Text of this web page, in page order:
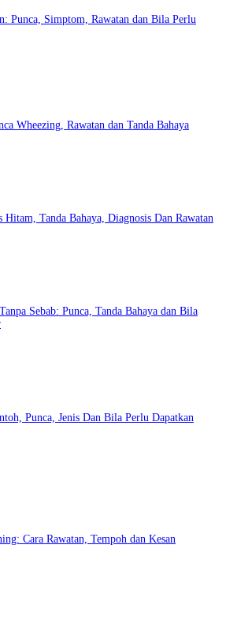
Punca, Simptom, Rawatan dan Bila Perlu
Wheezing, Rawatan dan Tanda Bahaya
Hitam, Tanda Bahaya, Diagnosis Dan Rawatan
Sebab: Punca, Tanda Bahaya dan Bila
Punca, Jenis Dan Bila Perlu Dapatkan
Cara Rawatan, Tempoh dan Kesan